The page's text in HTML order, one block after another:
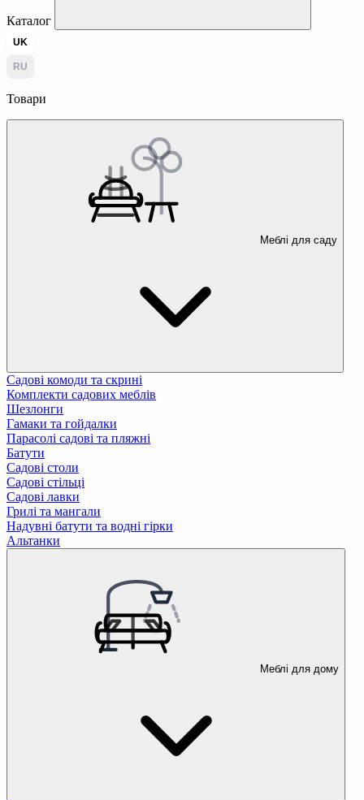
Каталог
UK
RU
Товари
Меблі для саду
Садові комоди та скрині
Комплекти садових меблів
Шезлонги
Гамаки та гойдалки
Парасолі садові та пляжні
Батути
Садові столи
Садові стільці
Садові лавки
Грилі та мангали
Надувні батути та водні гірки
Альтанки
Меблі для дому